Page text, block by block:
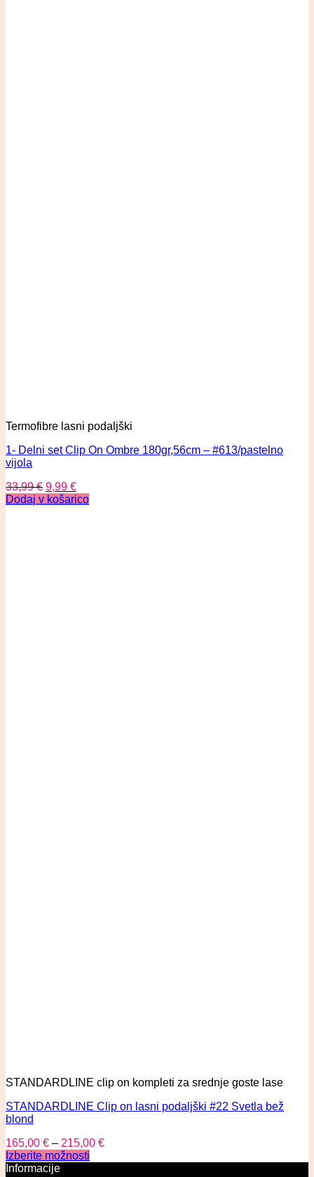
Termofibre lasni podaljški
1- Delni set Clip On Ombre 180gr,56cm – #613/pastelno
vijola
33,99€ 9,99 €
Dodaj v košarico
STANDARDLINE clip on kompleti za srednje goste lase
STANDARDLINE Clip on lasni podaljški #22 Svetla bež
blond
165,00 € – 215,00 €
Izberite možnosti
Informacije